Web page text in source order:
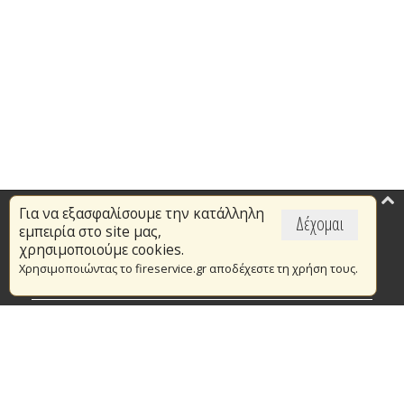
Δέχομαι
Για να εξασφαλίσουμε την κατάλληλη
εμπειρία στο site μας,
χρησιμοποιούμε cookies.
Χρησιμοποιώντας το fireservice.gr αποδέχεστε τη χρήση τους.
Επικαιρότητα
Το Πυροσβεστικό Σώμα